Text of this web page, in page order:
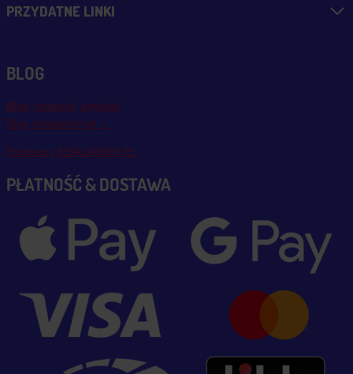
PRZYDATNE LINKI
BLOG
Blog, nowości, artykuły
Blog msalamon.pl →
Partnerzy MSALAMON.PL
PŁATNOŚĆ & DOSTAWA